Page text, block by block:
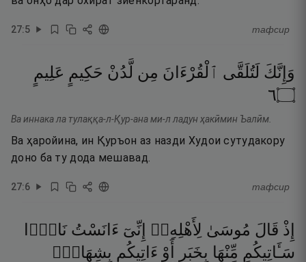
27:5 тафсир
وَإِنَّكَ لَتُلَقَّى ٱلْقُرْءَانَ مِن لَّدُنْ حَكِيمٍ عَلِيمٍ
۝٦
Ва иннака ла тулаққа-л-Қур-ана ми-л ладун ҳакӣмин Ъалӣм.
Ва ҳаройина, ин Қуръон аз назди Худои сутудакору
доно ба ту дода мешавад.
27:6 тафсир
إِذْ قَالَ مُوسَىٰ لِأَهْلِهِۦٓ إِنِّىٓ ءَانَسْتُ نَارًۭا
سَـَٔاتِيكُم مِّنْهَا بِخَبَرٍ أَوْ ءَاتِيكُم بِشِهَابٍۢ